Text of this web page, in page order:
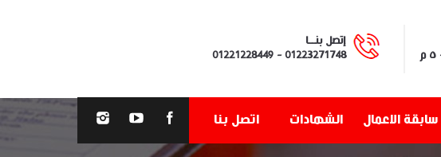
إتصل بنــا
01223271748
-
01221228449
سابقة الاعمال الشهادات اتصل بنا